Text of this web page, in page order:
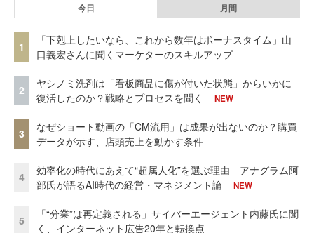
今日 月間
1
「下剋上したいなら、これから数年はボーナスタイム」山
口義宏さんに聞くマーケターのスキルアップ
2
ヤシノミ洗剤は「看板商品に傷が付いた状態」からいかに
復活したのか？戦略とプロセスを聞く
NEW
3
なぜショート動画の「CM流用」は成果が出ないのか？購買
データが示す、店頭売上を動かす条件
4
効率化の時代にあえて“超属人化”を選ぶ理由 アナグラム阿
部氏が語るAI時代の経営・マネジメント論
NEW
5
「“分業”は再定義される」サイバーエージェント内藤氏に聞
く、インターネット広告20年と転換点